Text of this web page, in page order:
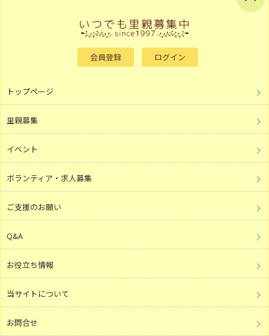
会員登録 ログイン
トップページ
里親募集
イベント
ボランティア・求人募集
ご支援のお願い
Q&A
お役立ち情報
当サイトについて
お問合せ